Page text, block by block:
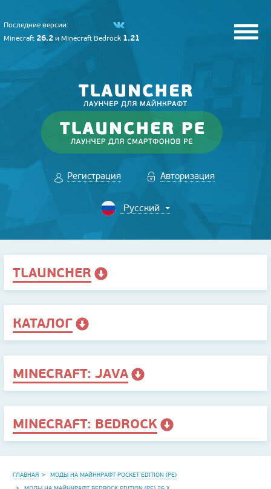
Последние версии:
Minecraft 26.2 и Minecraft Bedrock 1.21
Регистрация Авторизация
TLAUNCHER
КАТАЛОГ
MINECRAFT: JAVA
MINECRAFT: BEDROCK
ГЛАВНАЯ
МОДЫ НА МАЙНКРАФТ POCKET EDITION (PE)